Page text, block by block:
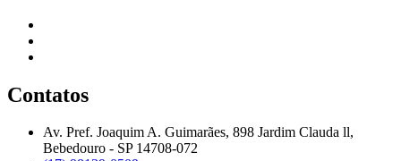
Contatos
Av. Pref. Joaquim A. Guimarães, 898 Jardim Clauda ll,
Bebedouro - SP 14708-072